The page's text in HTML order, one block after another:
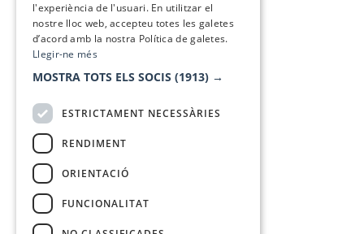
l'experiència de l'usuari. En utilitzar el
nostre lloc web, accepteu totes les galetes
d’acord amb la nostra Política de galetes.
Llegir-ne més
MOSTRA TOTS ELS SOCIS (1913) →
ESTRICTAMENT NECESSÀRIES
RENDIMENT
ORIENTACIÓ
FUNCIONALITAT